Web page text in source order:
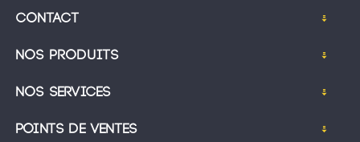
Contact
Nos produits
Nos services
Points de ventes